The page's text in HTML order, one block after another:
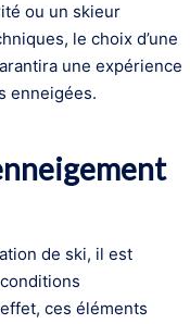
ou un skieur
le choix d’une
une expérience
enneigées.
de ski, il est
ces éléments